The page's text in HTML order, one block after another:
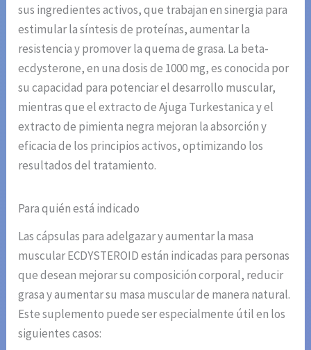
sus ingredientes activos, que trabajan en sinergia para
estimular la síntesis de proteínas, aumentar la
resistencia y promover la quema de grasa. La beta-
ecdysterone, en una dosis de 1000 mg, es conocida por
su capacidad para potenciar el desarrollo muscular,
mientras que el extracto de Ajuga Turkestanica y el
extracto de pimienta negra mejoran la absorción y
eficacia de los principios activos, optimizando los
resultados del tratamiento.
Para quién está indicado
Las cápsulas para adelgazar y aumentar la masa
muscular ECDYSTEROID están indicadas para personas
que desean mejorar su composición corporal, reducir
grasa y aumentar su masa muscular de manera natural.
Este suplemento puede ser especialmente útil en los
siguientes casos: